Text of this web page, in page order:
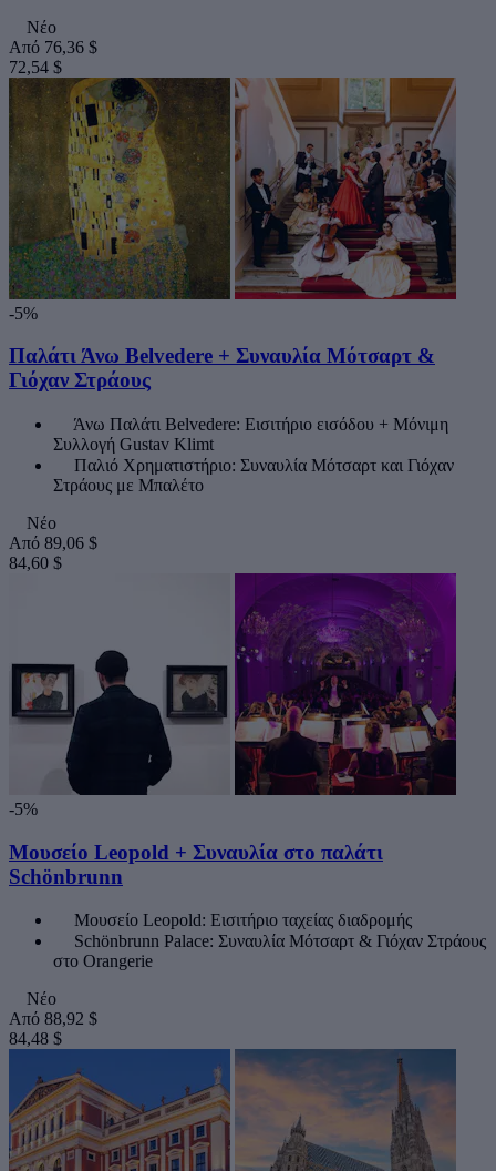
Νέο
Από 76,36 $
72,54 $
-5%
Παλάτι Άνω Belvedere + Συναυλία Μότσαρτ &
Γιόχαν Στράους
Άνω Παλάτι Belvedere: Εισιτήριο εισόδου + Μόνιμη
Συλλογή Gustav Klimt
Παλιό Χρηματιστήριο: Συναυλία Μότσαρτ και Γιόχαν
Στράους με Μπαλέτο
Νέο
Από 89,06 $
84,60 $
-5%
Μουσείο Leopold + Συναυλία στο παλάτι
Schönbrunn
Μουσείο Leopold: Εισιτήριο ταχείας διαδρομής
Schönbrunn Palace: Συναυλία Μότσαρτ & Γιόχαν Στράους
στο Orangerie
Νέο
Από 88,92 $
84,48 $